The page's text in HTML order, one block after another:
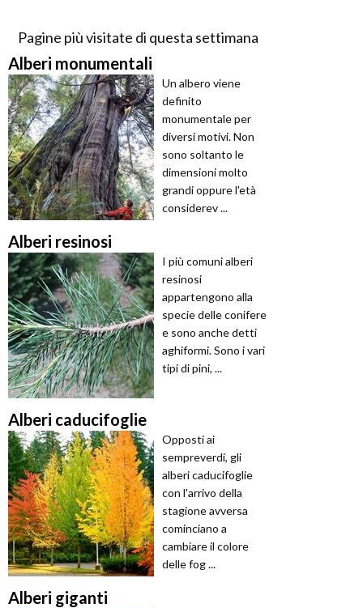
Pagine più visitate di questa settimana
Alberi monumentali
Un albero viene
definito
monumentale per
diversi motivi. Non
sono soltanto le
dimensioni molto
grandi oppure l'età
considerev ...
Alberi resinosi
I più comuni alberi
resinosi
appartengono alla
specie delle conifere
e sono anche detti
aghiformi. Sono i vari
tipi di pini, ...
Alberi caducifoglie
Opposti ai
sempreverdi, gli
alberi caducifoglie
con l'arrivo della
stagione avversa
cominciano a
cambiare il colore
delle fog ...
Alberi giganti